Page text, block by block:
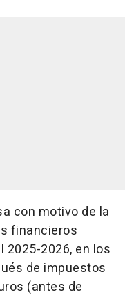
con motivo de la
financieros
2026, en los
de impuestos
(antes de